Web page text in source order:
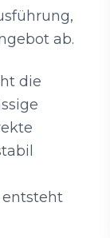
ab.
die
entsteht